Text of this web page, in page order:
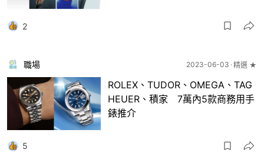
2
職場 2023-06-03 精選 ★
ROLEX、TUDOR、OMEGA、TAG
HEUER、積家 7萬內5款商務用手
錶推介
5